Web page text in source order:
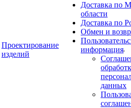
Проектирование
изделий
Доставка по
области
Доставка по
Обмен и
информация
данных